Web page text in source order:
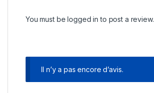
You must belogged in to post a review.
Il n’y a pas encore d’avis.